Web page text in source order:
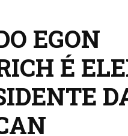
EGON
É